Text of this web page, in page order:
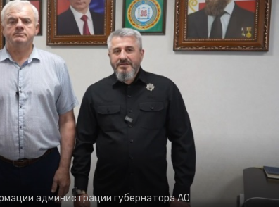
администрации губернатора АО